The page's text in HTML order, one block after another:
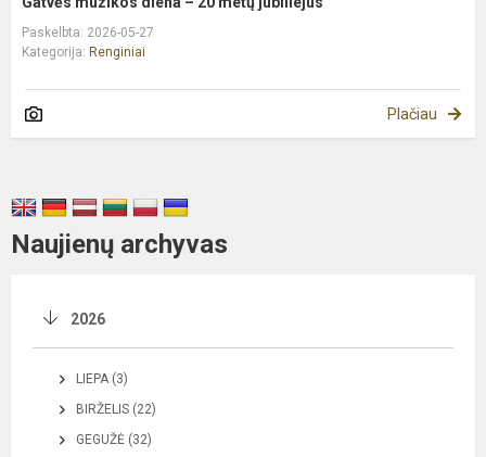
Paskelbta: 2026-05-27
Kategorija: Renginiai
Plačiau
Naujienų archyvas
2026
LIEPA (3)
BIRŽELIS (22)
GEGUŽĖ (32)